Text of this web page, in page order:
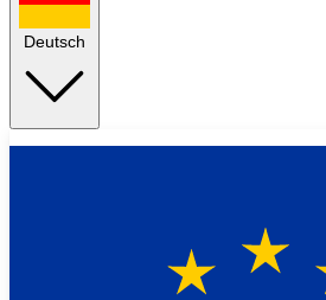
Deutsch